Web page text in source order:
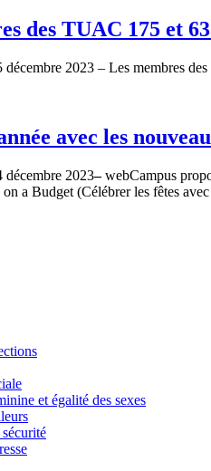
des TUAC 175 et
2023 – Les membres
avec les
2023–webCampus
a Budget (Célébrer les fêtes
et égalité des sexes